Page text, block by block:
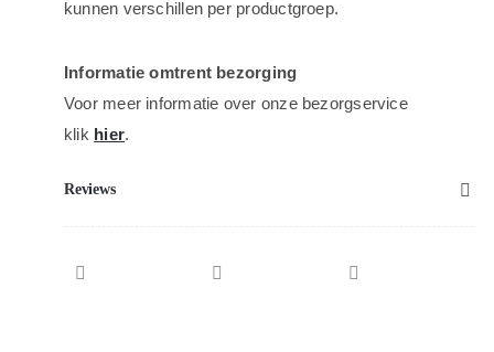
kunnen verschillen per productgroep.
Informatie omtrent bezorging
Voor meer informatie over onze bezorgservice
klik hier.
Reviews